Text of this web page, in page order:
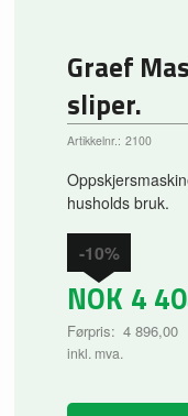
Graef
sliper.
Artikkelnr.: 2100
husholds bruk.
NOK 4
Førpris: 4 896,00
Rabatt
-10%
inkl. mva.